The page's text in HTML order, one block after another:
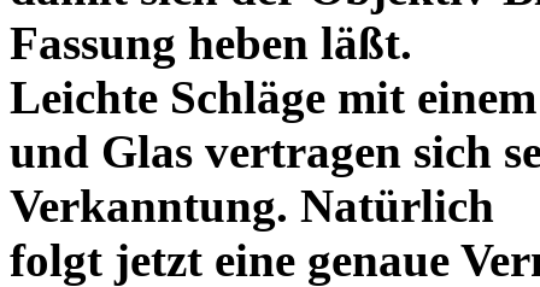
Fassung heben läßt.
Leichte Schläge mit
und Glas vertragen sich
Verkanntung. Natürlich
folgt jetzt eine genaue